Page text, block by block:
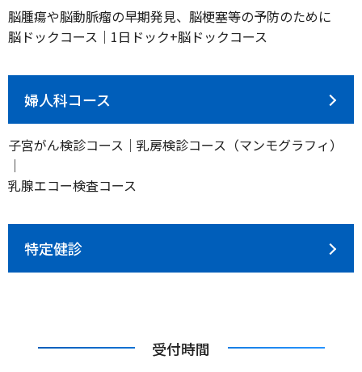
脳腫瘍や脳動脈瘤の早期発見、脳梗塞等の予防のために
脳ドックコース｜1日ドック+脳ドックコース
婦人科コース
子宮がん検診コース｜乳房検診コース（マンモグラフィ）
｜
乳腺エコー検査コース
特定健診
受付時間